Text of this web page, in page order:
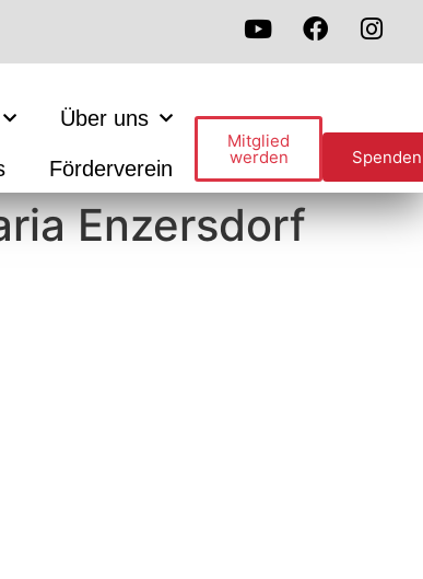
Über uns
Förderverein
Mitglied
werden Spenden
Enzersdorf